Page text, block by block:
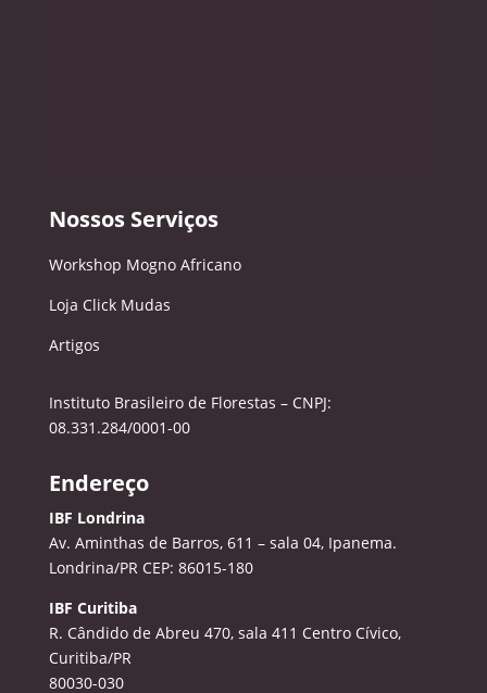
Nossos Serviços
Workshop Mogno Africano
Loja Click Mudas
Artigos
Instituto Brasileiro de Florestas – CNPJ:
08.331.284/0001-00
Endereço
IBF Londrina
Av. Aminthas de Barros, 611 – sala 04, Ipanema.
Londrina/PR CEP: 86015-180
IBF Curitiba
R. Cândido de Abreu 470, sala 411 Centro Cívico,
Curitiba/PR
80030-030